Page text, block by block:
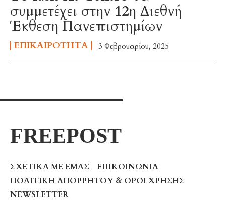
συμμετέχει στην 12η Διεθνή
Έκθεση Πανεπιστημίων
ΕΠΙΚΑΙΡΌΤΗΤΑ 3 Φεβρουαρίου, 2025
FREEPOST
ΣΧΕΤΙΚΆ ΜΕ ΕΜΆΣ
ΕΠΙΚΟΙΝΩΝΊΑ
ΠΟΛΙΤΙΚΉ ΑΠΟΡΡΉΤΟΥ & ΌΡΟΙ ΧΡΉΣΗΣ
NEWSLETTER